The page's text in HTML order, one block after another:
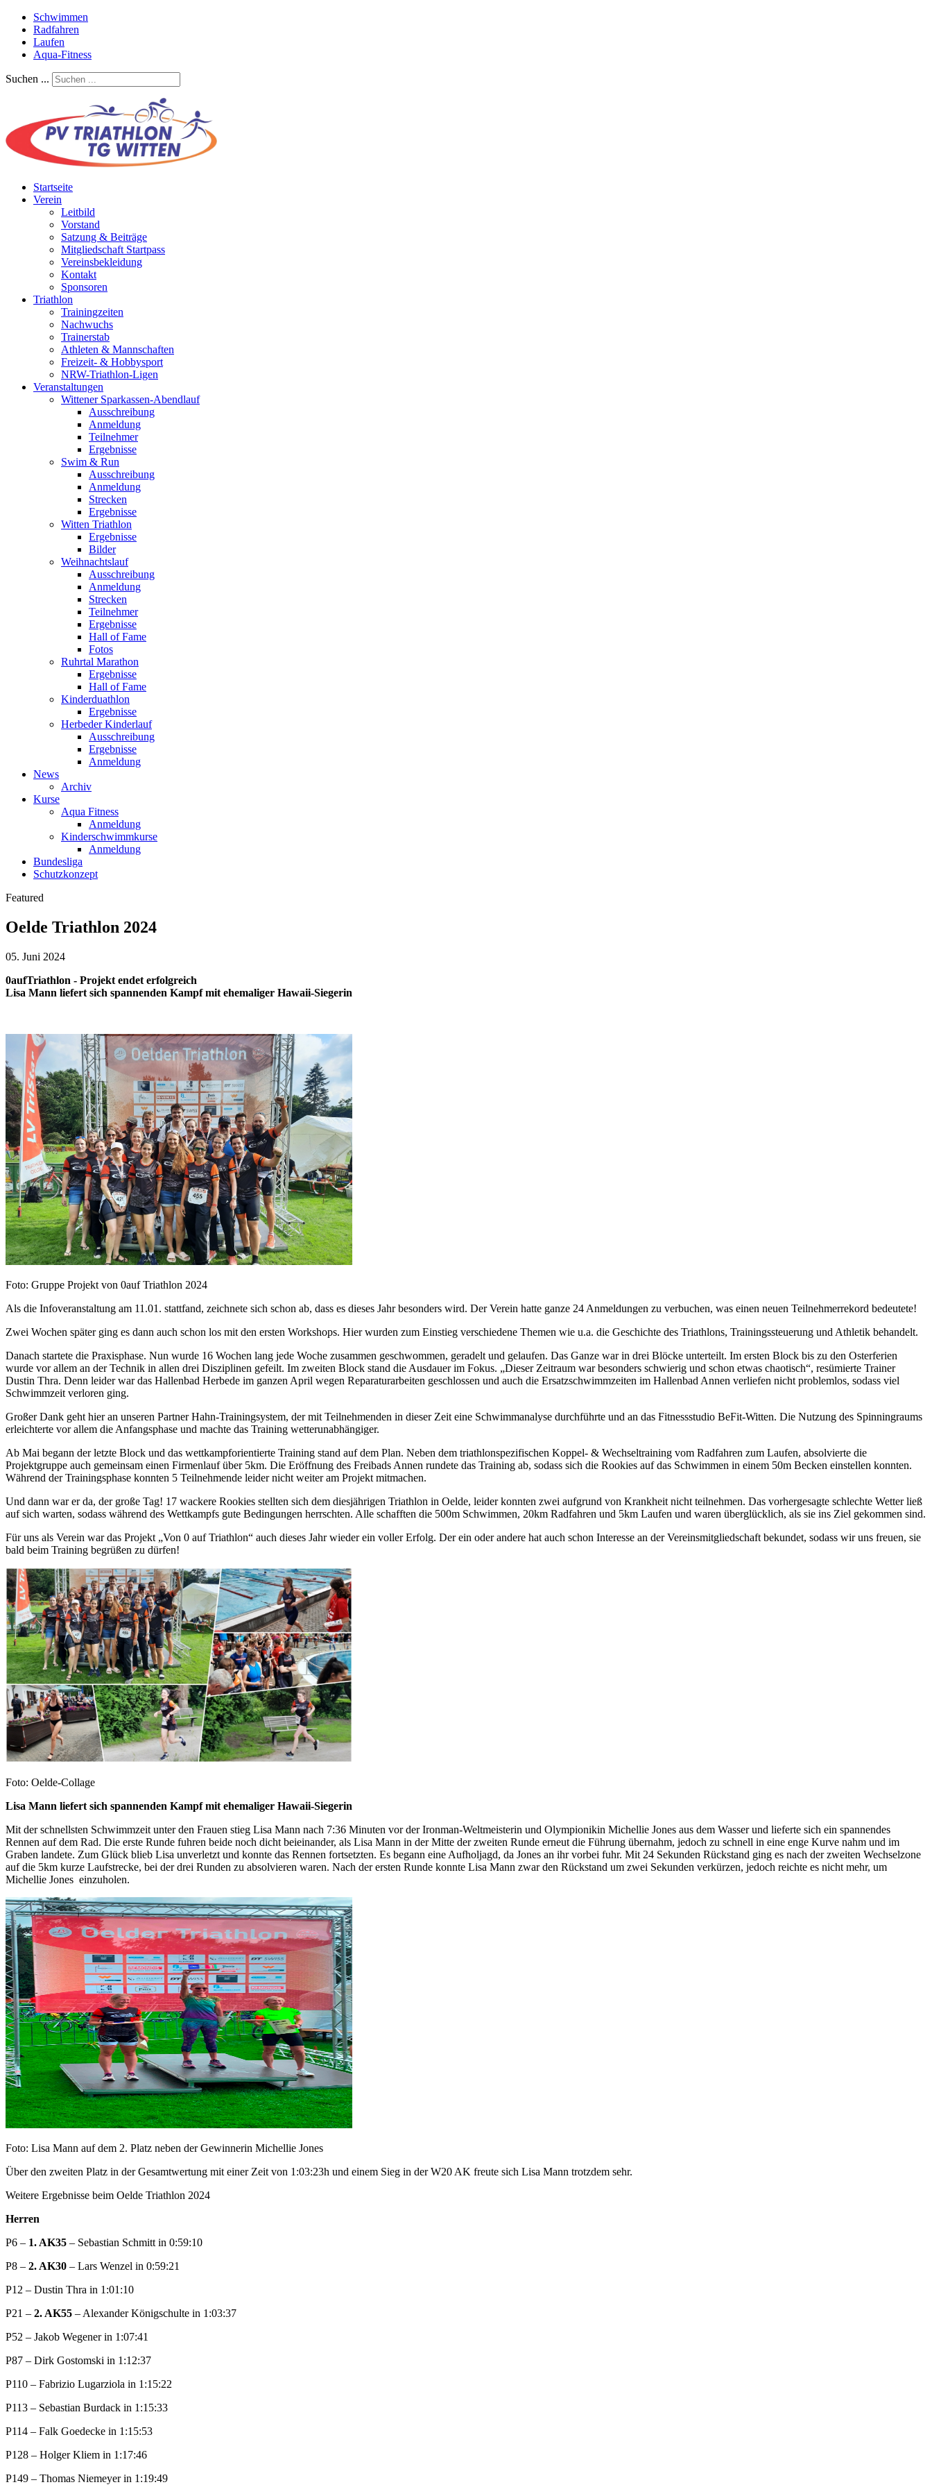
Schwimmen
Radfahren
Laufen
Aqua-Fitness
Suchen ...
Startseite
Verein
Leitbild
Vorstand
Satzung & Beiträge
Mitgliedschaft Startpass
Vereinsbekleidung
Kontakt
Sponsoren
Triathlon
Trainingzeiten
Nachwuchs
Trainerstab
Athleten & Mannschaften
Freizeit- & Hobbysport
NRW-Triathlon-Ligen
Veranstaltungen
Wittener Sparkassen-Abendlauf
Ausschreibung
Anmeldung
Teilnehmer
Ergebnisse
Swim & Run
Ausschreibung
Anmeldung
Strecken
Ergebnisse
Witten Triathlon
Ergebnisse
Bilder
Weihnachtslauf
Ausschreibung
Anmeldung
Strecken
Teilnehmer
Ergebnisse
Hall of Fame
Fotos
Ruhrtal Marathon
Ergebnisse
Hall of Fame
Kinderduathlon
Ergebnisse
Herbeder Kinderlauf
Ausschreibung
Ergebnisse
Anmeldung
News
Archiv
Kurse
Aqua Fitness
Anmeldung
Kinderschwimmkurse
Anmeldung
Bundesliga
Schutzkonzept
Featured
Oelde Triathlon 2024
05. Juni 2024
0aufTriathlon - Projekt endet erfolgreich
Lisa Mann liefert sich spannenden Kampf mit ehemaliger Hawaii-Siegerin
Foto: Gruppe Projekt von 0auf Triathlon 2024
Als die Infoveranstaltung am 11.01. stattfand, zeichnete sich schon ab, dass es dieses Jahr besonders wird. Der Verein hatte ganze 24 Anmeldungen zu verbuchen, was einen neuen Teilnehmerrekord bedeutete!
Zwei Wochen später ging es dann auch schon los mit den ersten Workshops. Hier wurden zum Einstieg verschiedene Themen wie u.a. die Geschichte des Triathlons, Trainingssteuerung und Athletik behandelt.
Danach startete die Praxisphase. Nun wurde 16 Wochen lang jede Woche zusammen geschwommen, geradelt und gelaufen. Das Ganze war in drei Blöcke unterteilt. Im ersten Block bis zu den Osterferien
wurde vor allem an der Technik in allen drei Disziplinen gefeilt. Im zweiten Block stand die Ausdauer im Fokus. „Dieser Zeitraum war besonders schwierig und schon etwas chaotisch“, resümierte Trainer
Dustin Thra. Denn leider war das Hallenbad Herbede im ganzen April wegen Reparaturarbeiten geschlossen und auch die Ersatzschwimmzeiten im Hallenbad Annen verliefen nicht problemlos, sodass viel
Schwimmzeit verloren ging.
Großer Dank geht hier an unseren Partner Hahn-Trainingsystem, der mit Teilnehmenden in dieser Zeit eine Schwimmanalyse durchführte und an das Fitnessstudio BeFit-Witten. Die Nutzung des Spinningraums
erleichterte vor allem die Anfangsphase und machte das Training wetterunabhängiger.
Ab Mai begann der letzte Block und das wettkampforientierte Training stand auf dem Plan. Neben dem triathlonspezifischen Koppel- & Wechseltraining vom Radfahren zum Laufen, absolvierte die
Projektgruppe auch gemeinsam einen Firmenlauf über 5km. Die Eröffnung des Freibads Annen rundete das Training ab, sodass sich die Rookies auf das Schwimmen in einem 50m Becken einstellen konnten.
Während der Trainingsphase konnten 5 Teilnehmende leider nicht weiter am Projekt mitmachen.
Und dann war er da, der große Tag! 17 wackere Rookies stellten sich dem diesjährigen Triathlon in Oelde, leider konnten zwei aufgrund von Krankheit nicht teilnehmen. Das vorhergesagte schlechte Wetter ließ
auf sich warten, sodass während des Wettkampfs gute Bedingungen herrschten. Alle schafften die 500m Schwimmen, 20km Radfahren und 5km Laufen und waren überglücklich, als sie ins Ziel gekommen sind.
Für uns als Verein war das Projekt „Von 0 auf Triathlon“ auch dieses Jahr wieder ein voller Erfolg. Der ein oder andere hat auch schon Interesse an der Vereinsmitgliedschaft bekundet, sodass wir uns freuen, sie
bald beim Training begrüßen zu dürfen!
Foto: Oelde-Collage
Lisa Mann liefert sich spannenden Kampf mit ehemaliger Hawaii-Siegerin
Mit der schnellsten Schwimmzeit unter den Frauen stieg Lisa Mann nach 7:36 Minuten vor der Ironman-Weltmeisterin und Olympionikin Michellie Jones aus dem Wasser und lieferte sich ein spannendes
Rennen auf dem Rad. Die erste Runde fuhren beide noch dicht beieinander, als Lisa Mann in der Mitte der zweiten Runde erneut die Führung übernahm, jedoch zu schnell in eine enge Kurve nahm und im
Graben landete. Zum Glück blieb Lisa unverletzt und konnte das Rennen fortsetzten. Es begann eine Aufholjagd, da Jones an ihr vorbei fuhr. Mit 24 Sekunden Rückstand ging es nach der zweiten Wechselzone
auf die 5km kurze Laufstrecke, bei der drei Runden zu absolvieren waren. Nach der ersten Runde konnte Lisa Mann zwar den Rückstand um zwei Sekunden verkürzen, jedoch reichte es nicht mehr, um
Michellie Jones einzuholen.
Foto: Lisa Mann auf dem 2. Platz neben der Gewinnerin Michellie Jones
Über den zweiten Platz in der Gesamtwertung mit einer Zeit von 1:03:23h und einem Sieg in der W20 AK freute sich Lisa Mann trotzdem sehr.
Weitere Ergebnisse beim Oelde Triathlon 2024
Herren
P6 – 1. AK35 – Sebastian Schmitt in 0:59:10
P8 – 2. AK30 – Lars Wenzel in 0:59:21
P12 – Dustin Thra in 1:01:10
P21 – 2. AK55 – Alexander Königschulte in 1:03:37
P52 – Jakob Wegener in 1:07:41
P87 – Dirk Gostomski in 1:12:37
P110 – Fabrizio Lugarziola in 1:15:22
P113 – Sebastian Burdack in 1:15:33
P114 – Falk Goedecke in 1:15:53
P128 – Holger Kliem in 1:17:46
P149 – Thomas Niemeyer in 1:19:49